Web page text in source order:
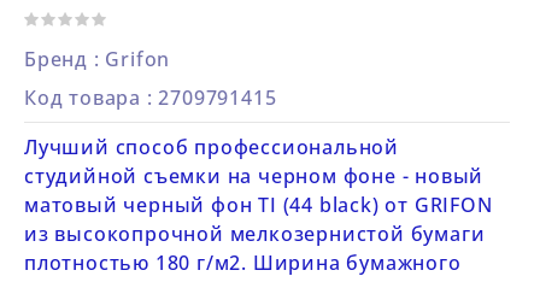
Бренд : Grifon
Код товара : 2709791415
Лучший способ профессиональной
студийной съемки на черном фоне - новый
матовый черный фон TI (44 black) от GRIFON
из высокопрочной мелкозернистой бумаги
плотностью 180 г/м2. Ширина бумажного